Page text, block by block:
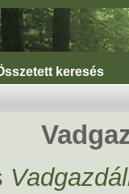
keresés